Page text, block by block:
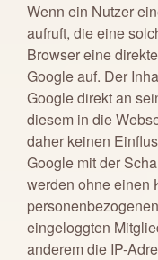
Wenn ein Nutzer
aufruft, die eine
Browser eine
Google auf. Der
Google direkt an
diesem in die
daher keinen
Google mit der
werden ohne einen
eingeloggten
anderem die IP-